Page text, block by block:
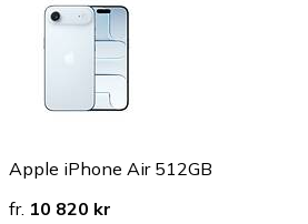
Apple iPhone Air 512GB
fr. 10 820 kr